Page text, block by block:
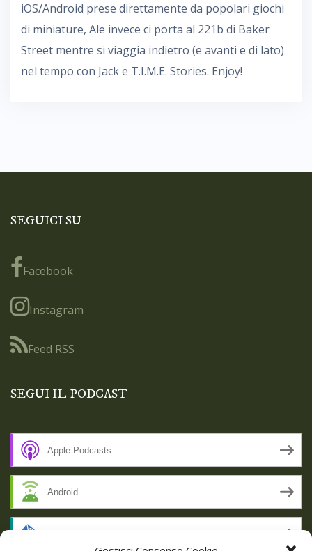
iOS/Android prese direttamente da popolari giochi
di miniature, Ale invece ci porta al 221b di Baker
Street mentre si viaggia indietro (e avanti e di lato)
nel tempo con Jack e T.I.M.E. Stories. Enjoy!
SEGUICI SU
Facebook
Instagram
Feed RSS
SEGUI IL PODCAST
Apple Podcasts
Android